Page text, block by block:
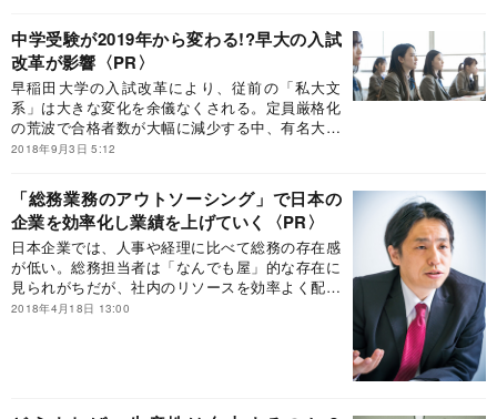
ース」の西村旦編集長に聞いた。
中学受験が2019年から変わる!?早大の入試
改革が影響
早稲田大学の入試改革により、従前の「私大文
系」は大きな変化を余儀なくされる。定員厳格化
の荒波で合格者数が大幅に減少する中、有名大学
付属校人気が続く。19年入試はどうなるのだろう
2018年9月3日 5:12
「総務業務のアウトソーシング」で日本の
企業を効率化し業績を上げていく
日本企業では、人事や経理に比べて総務の存在感
が低い。総務担当者は「なんでも屋」的な存在に
見られがちだが、社内のリソースを効率よく配分
し、効率的な経営を行うためには、本来は総務が
2018年4月18日 13:00